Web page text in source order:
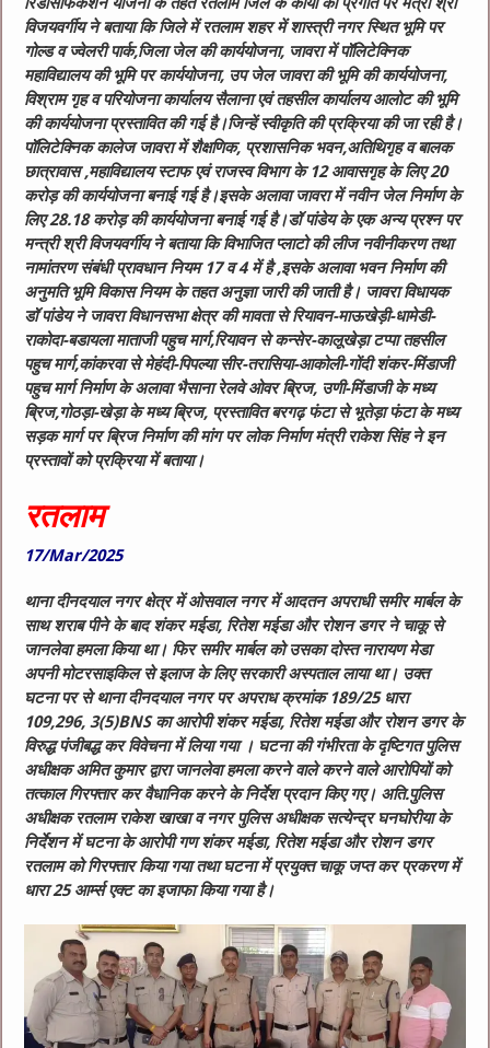
विजयवर्गीय ने बताया कि जिले में रतलाम शहर में शास्त्री नगर स्थित भूमि पर
गोल्ड व ज्वेलरी पार्क,जिला जेल की कार्ययोजना, जावरा में पॉलिटेक्निक
महाविद्यालय की भूमि पर कार्ययोजना, उप जेल जावरा की भूमि की कार्ययोजना,
विश्राम गृह व परियोजना कार्यालय सैलाना एवं तहसील कार्यालय आलोट की भूमि
की कार्ययोजना प्रस्तावित की गई है।जिन्हें स्वीकृति की प्रक्रिया की जा रही है।
पॉलिटेक्निक कालेज जावरा में शैक्षणिक, प्रशासनिक भवन,अतिथिगृह व बालक
छात्रावास ,महाविद्यालय स्टाफ एवं राजस्व विभाग के 12 आवासगृह के लिए 20
करोड़ की कार्ययोजना बनाई गई है।इसके अलावा जावरा में नवीन जेल निर्माण के
लिए 28.18 करोड़ की कार्ययोजना बनाई गई है।डॉ पांडेय के एक अन्य प्रश्न पर
मन्त्री श्री विजयवर्गीय ने बताया कि विभाजित प्लाटो की लीज नवीनीकरण तथा
नामांतरण संबंधी प्रावधान नियम 17 व 4 में है ,इसके अलावा भवन निर्माण की
अनुमति भूमि विकास नियम के तहत अनुज्ञा जारी की जाती है। जावरा विधायक
डॉ पांडेय ने जावरा विधानसभा क्षेत्र की मावता से रियावन-माऊखेड़ी-धामेडी-
राकोदा-बडायला माताजी पहुच मार्ग,रियावन से कन्सेर-कालूखेड़ा टप्पा तहसील
पहुच मार्ग,कांकरवा से मेहंदी-पिपल्या सीर-तरासिया-आकोली-गोंदी शंकर-मिंडाजी
पहुच मार्ग निर्माण के अलावा भैसाना रेलवे ओवर ब्रिज, उणी-मिंडाजी के मध्य
ब्रिज,गोठड़ा-खेड़ा के मध्य ब्रिज, प्रस्तावित बरगढ़ फंटा से भूतेड़ा फंटा के मध्य
सड़क मार्ग पर ब्रिज निर्माण की मांग पर लोक निर्माण मंत्री राकेश सिंह ने इन
प्रस्तावों को प्रक्रिया में बताया।
रतलाम
17/Mar/2025
थाना दीनदयाल नगर क्षेत्र में ओसवाल नगर में आदतन अपराधी समीर मार्बल के
साथ शराब पीने के बाद शंकर मईडा, रितेश मईडा और रोशन डगर ने चाकू से
जानलेवा हमला किया था। फिर समीर मार्बल को उसका दोस्त नारायण मेडा
अपनी मोटरसाइकिल से इलाज के लिए सरकारी अस्पताल लाया था। उक्त
घटना पर से थाना दीनदयाल नगर पर अपराध क्रमांक 189/25 धारा
109,296, 3(5)BNS का आरोपी शंकर मईडा, रितेश मईडा और रोशन डगर के
विरुद्ध पंजीबद्ध कर विवेचना में लिया गया । घटना की गंभीरता के दृष्टिगत पुलिस
अधीक्षक अमित कुमार द्वारा जानलेवा हमला करने वाले करने वाले आरोपियों को
तत्काल गिरफ्तार कर वैधानिक करने के निर्देश प्रदान किए गए। अति.पुलिस
अधीक्षक रतलाम राकेश खाखा व नगर पुलिस अधीक्षक सत्येन्द्र घनघोरीया के
निर्देशन में घटना के आरोपी गण शंकर मईडा, रितेश मईडा और रोशन डगर
रतलाम को गिरफ्तार किया गया तथा घटना में प्रयुक्त चाकू जप्त कर प्रकरण में
धारा 25 आर्म्स एक्ट का इजाफा किया गया है।